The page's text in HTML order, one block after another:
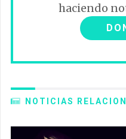
haciendo
NOTICIAS